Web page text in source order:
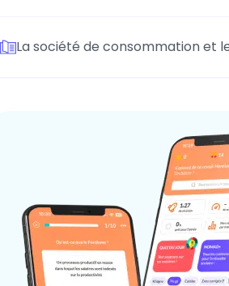
La société de consommation et